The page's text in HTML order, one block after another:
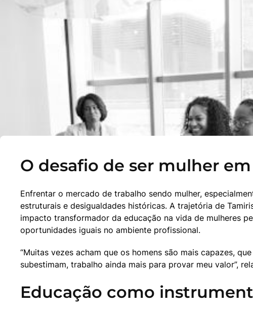
O desafio de ser mulher
Enfrentar o mercado de trabalho sendo mulher,
estruturais e desigualdades históricas. A trajetória de
impacto transformador da educação na vida de mulheres
oportunidades iguais no ambiente profissional.
“Muitas vezes acham que os homens são mais capazes,
subestimam, trabalho ainda mais para provar meu valor”,
Educação como